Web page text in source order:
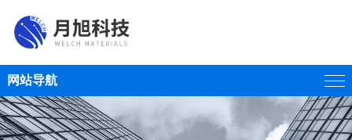
网站导航